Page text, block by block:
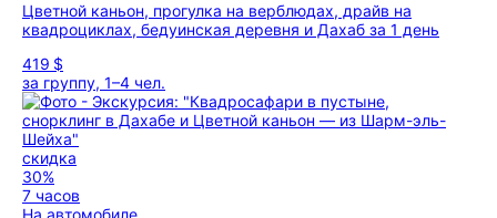
Цветной каньон, прогулка на верблюдах, драйв на
квадроциклах, бедуинская деревня и Дахаб за 1 день
419 $
за группу, 1–4 чел.
скидка
30%
7 часов
На автомобиле